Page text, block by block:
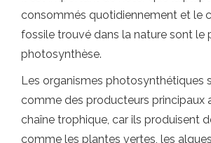
consommés quotidiennement et le
fossile trouvé dans la nature sont le
photosynthèse.
Les organismes photosynthétiques
comme des producteurs principaux
chaîne trophique, car ils produisent
comme les plantes vertes, les